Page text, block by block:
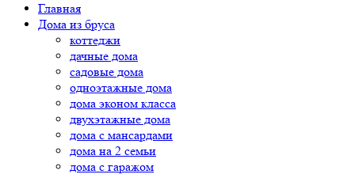
Главная
Дома из бруса
коттеджи
дачные дома
садовые дома
одноэтажные дома
дома эконом класса
двухэтажные дома
дома с мансардами
дома на 2 семьи
дома с гаражом